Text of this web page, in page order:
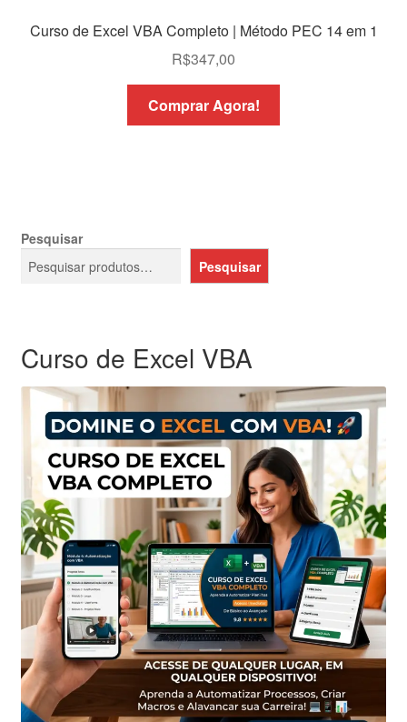
Curso de Excel VBA Completo | Método PEC 14 em 1
R$347,00
Comprar Agora!
Pesquisar
Pesquisar
Curso de Excel VBA